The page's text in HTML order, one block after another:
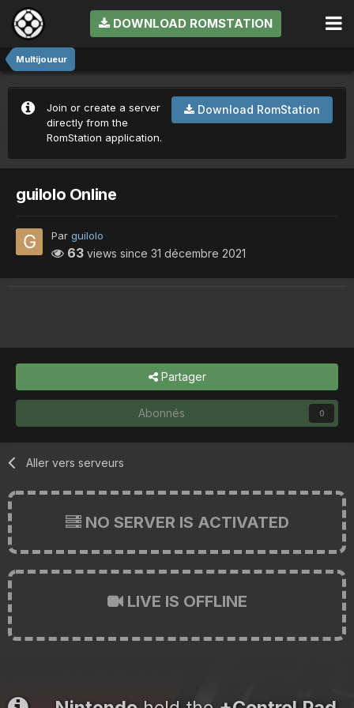
DOWNLOAD ROMSTATION
Multijoueur
Download RomStation
Join or create a server
directly from the
RomStation application.
guilolo Online
Par guilolo
63 views since 31 décembre 2021
Partager
Abonnés 0
Aller vers serveurs
NO SERVER IS ACTIVATED
LIVE IS OFFLINE